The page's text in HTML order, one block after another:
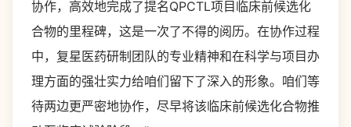
协作，高效地完成了提名QPCTL项目临床前候选化
合物的里程碑，这是一次了不得的阅历。在协作过程
中，复星医药研制团队的专业精神和在科学与项目办
理方面的强壮实力给咱们留下了深入的形象。咱们等
待两边更严密地协作，尽早将该临床前候选化合物推